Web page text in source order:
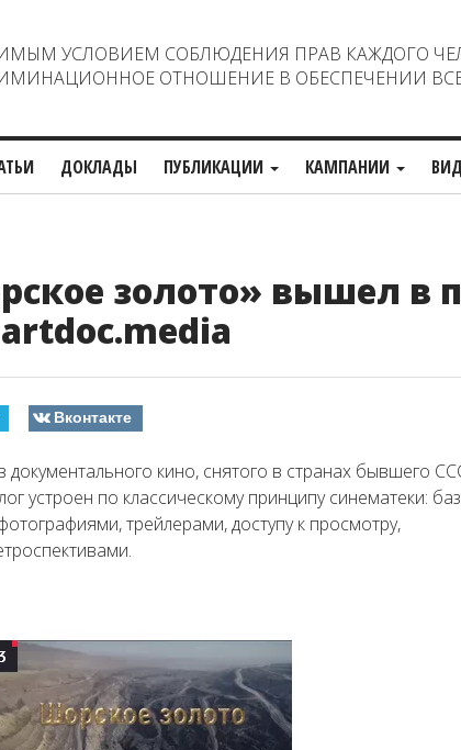
УСЛОВИЕМ СОБЛЮДЕНИЯ ПРАВ КАЖДОГО
ОТНОШЕНИЕ В ОБЕСПЕЧЕНИИ
ДОКЛАДЫ ПУБЛИКАЦИИ КАМПАНИИ
золото» вышел в
Вконтакте
документального кино, снятого в странах бывшего
устроен по классическому принципу синематеки:
трейлерами, доступу к просмотру,